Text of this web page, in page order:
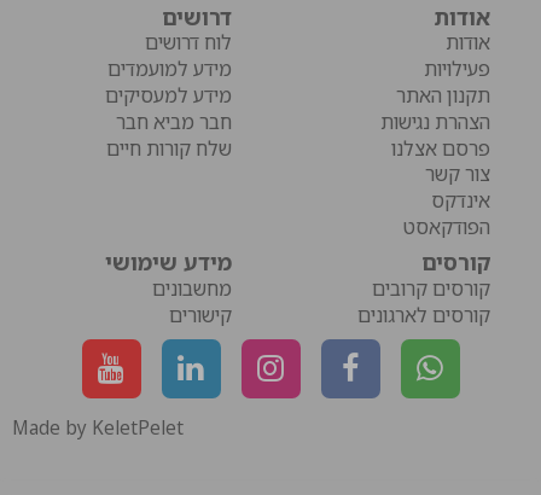
אודות
אודות
פעילויות
תקנון האתר
הצהרת נגישות
פרסם אצלנו
צור קשר
אינדקס
הפודקאסט
דרושים
לוח דרושים
מידע למועמדים
מידע למעסיקים
חבר מביא חבר
שלח קורות חיים
קורסים
קורסים קרובים
קורסים לארגונים
מידע שימושי
מחשבונים
קישורים
Made by KeletPelet